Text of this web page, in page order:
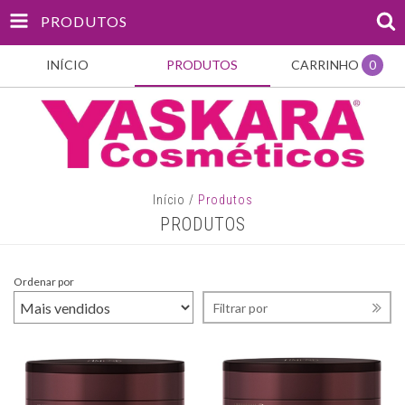
PRODUTOS
INÍCIO PRODUTOS CARRINHO 0
Início / Produtos
PRODUTOS
Ordenar por
Filtrar por